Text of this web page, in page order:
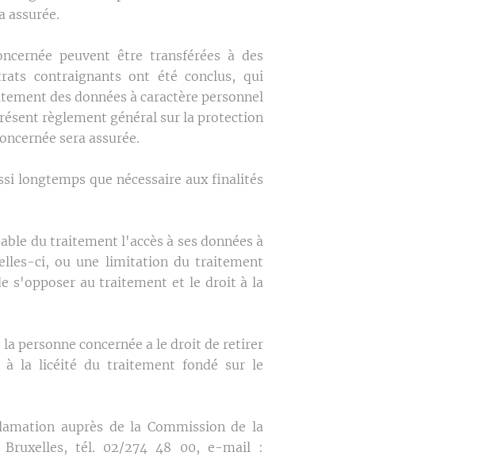
assurée.
peuvent être transférées à des
contraignants ont été conclus, qui
des données à caractère personnel
règlement général sur la protection
sera assurée.
longtemps que nécessaire aux finalités
du traitement l'accès à ses données à
ci, ou une limitation du traitement
s'opposer au traitement et le droit à la
personne concernée a le droit de retirer
à la licéité du traitement fondé sur le
auprès de la Commission de la
tél. 02/274 48 00, e-mail :